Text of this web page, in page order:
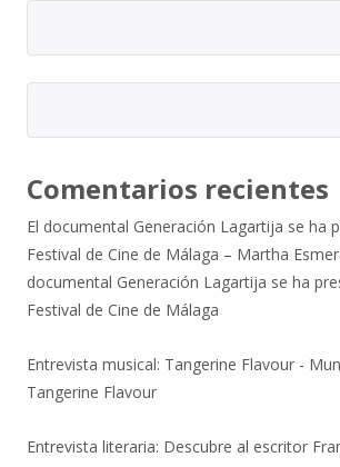
Comentarios recientes
El documental Generación Lagartija se ha
Festival de Cine de Málaga – Martha
documental Generación Lagartija se ha
Festival de Cine de Málaga
Entrevista musical: Tangerine Flavour -
Tangerine Flavour
Entrevista literaria: Descubre al escritor